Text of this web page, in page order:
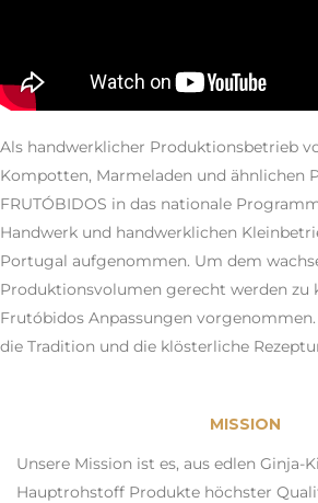
Als handwerklicher Produktionsbetrieb
Kompotten, Marmeladen und ähnlichen
FRUTÓBIDOS in das nationale
Handwerk und handwerklichen
Portugal aufgenommen. Um dem
Produktionsvolumen gerecht werden zu
Frutóbidos Anpassungen
die Tradition und die klösterliche
MISSION
Unsere Mission ist es, aus edlen Ginja-
Hauptrohstoff Produkte höchster